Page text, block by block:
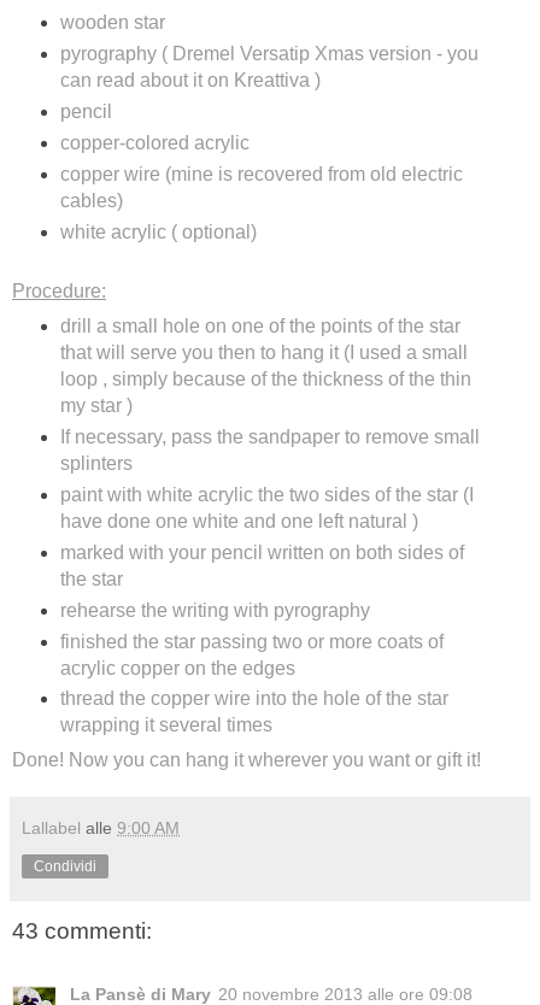
wooden star
pyrography ( Dremel Versatip Xmas version - you
can read about it on Kreattiva )
pencil
copper-colored acrylic
copper wire (mine is recovered from old electric
cables)
white acrylic ( optional)
Procedure:
drill a small hole on one of the points of the star
that will serve you then to hang it (I used a small
loop , simply because of the thickness of the thin
my star )
If necessary, pass the sandpaper to remove small
splinters
paint with white acrylic the two sides of the star (I
have done one white and one left natural )
marked with your pencil written on both sides of
the star
rehearse the writing with pyrography
finished the star passing two or more coats of
acrylic copper on the edges
thread the copper wire into the hole of the star
wrapping it several times
Done! Now you can hang it wherever you want or gift it!
Lallabel alle 9:00 AM
Condividi
43 commenti:
La Pansè di Mary 20 novembre 2013 alle ore 09:08